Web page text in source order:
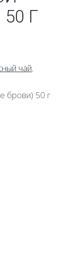
Г
чай,
брови) 50 г